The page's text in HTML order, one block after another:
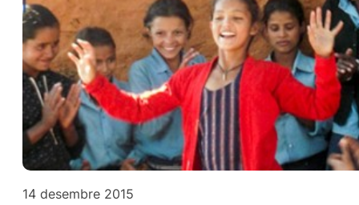
14 desembre 2015